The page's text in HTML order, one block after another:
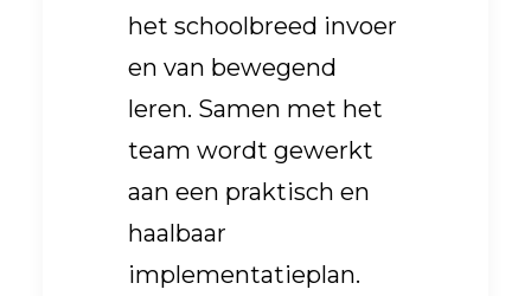
het schoolbreed invoer
en van bewegend
leren. Samen met het
team wordt gewerkt
aan een praktisch en
haalbaar
implementatieplan.